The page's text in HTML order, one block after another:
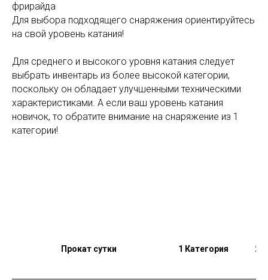
фрирайда
Для выбора подходящего снаряжения ориентируйтесь
на свой уровень катания!
Для среднего и высокого уровня катания следует
выбрать инвентарь из более высокой категории,
поскольку он обладает улучшенными техническими
характеристиками. А если ваш уровень катания
новичок, то обратите внимание на снаряжение из 1
категории!
Прокат сутки 1 Категория 2